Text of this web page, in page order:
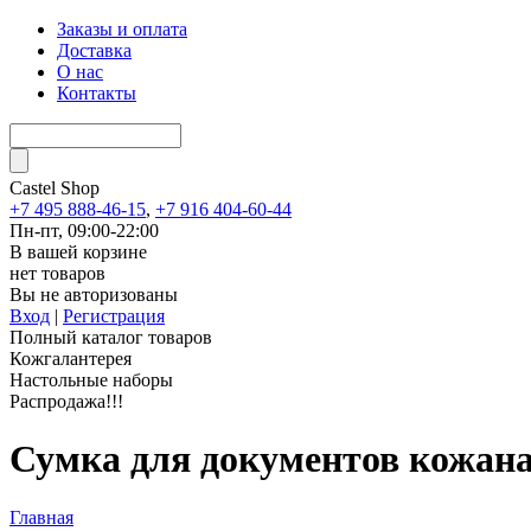
Заказы и оплата
Доставка
О нас
Контакты
Castel Shop
+7 495 888-46-15, +7 916 404-60-44
Пн-пт, 09:00-22:00
В вашей корзине
нет товаров
Вы не авторизованы
Вход | Регистрация
Полный каталог товаров
Кожгалантерея
Настольные наборы
Распродажа!!!
Сумка для документов
Главная